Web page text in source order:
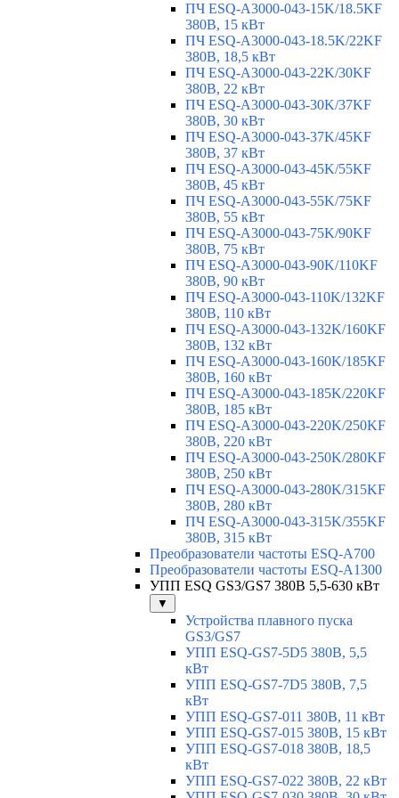
ПЧ ESQ-A3000-043-15K/18.5KF
380В, 15 кВт
ПЧ ESQ-A3000-043-18.5K/22KF
380В, 18,5 кВт
ПЧ ESQ-A3000-043-22K/30KF
380В, 22 кВт
ПЧ ESQ-A3000-043-30K/37KF
380В, 30 кВт
ПЧ ESQ-A3000-043-37K/45KF
380В, 37 кВт
ПЧ ESQ-A3000-043-45K/55KF
380В, 45 кВт
ПЧ ESQ-A3000-043-55K/75KF
380В, 55 кВт
ПЧ ESQ-A3000-043-75K/90KF
380В, 75 кВт
ПЧ ESQ-A3000-043-90K/110KF
380В, 90 кВт
ПЧ ESQ-A3000-043-110K/132KF
380В, 110 кВт
ПЧ ESQ-A3000-043-132K/160KF
380В, 132 кВт
ПЧ ESQ-A3000-043-160K/185KF
380В, 160 кВт
ПЧ ESQ-A3000-043-185K/220KF
380В, 185 кВт
ПЧ ESQ-A3000-043-220K/250KF
380В, 220 кВт
ПЧ ESQ-A3000-043-250K/280KF
380В, 250 кВт
ПЧ ESQ-A3000-043-280K/315KF
380В, 280 кВт
ПЧ ESQ-A3000-043-315K/355KF
380В, 315 кВт
Преобразователи частоты ESQ-A700
Преобразователи частоты ESQ-A1300
УПП ESQ GS3/GS7 380В 5,5-630 кВт
▼
Устройства плавного пуска
GS3/GS7
УПП ESQ-GS7-5D5 380В, 5,5
кВт
УПП ESQ-GS7-7D5 380В, 7,5
кВт
УПП ESQ-GS7-011 380В, 11 кВт
УПП ESQ-GS7-015 380В, 15 кВт
УПП ESQ-GS7-018 380В, 18,5
кВт
УПП ESQ-GS7-022 380В, 22 кВт